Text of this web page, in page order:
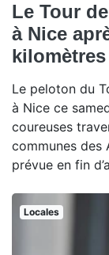
Le Tour
à Nice
kilomètres
Le peloton du
à Nice ce
coureuses
communes des
prévue en fin
Locales